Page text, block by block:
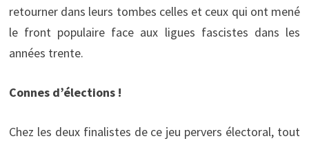
retourner dans leurs tombes celles et ceux qui ont mené
le front populaire face aux ligues fascistes dans les
années trente.
Connes d’élections !
Chez les deux finalistes de ce jeu pervers électoral, tout